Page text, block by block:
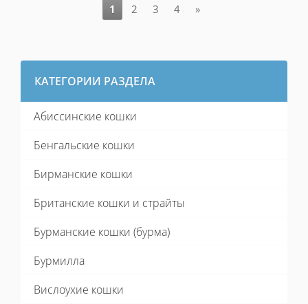
1 2 3 4 »
КАТЕГОРИИ РАЗДЕЛА
Абиссинские кошки
Бенгальские кошки
Бирманские кошки
Британские кошки и страйты
Бурманские кошки (бурма)
Бурмилла
Вислоухие кошки